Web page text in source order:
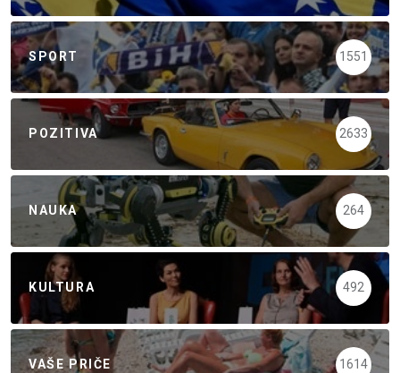
SPORT 1551
POZITIVA 2633
NAUKA 264
KULTURA 492
VAŠE PRIČE 1614